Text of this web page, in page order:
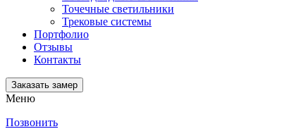
Точечные светильники
Трековые системы
Портфолио
Отзывы
Контакты
Заказать замер
Меню
Позвонить